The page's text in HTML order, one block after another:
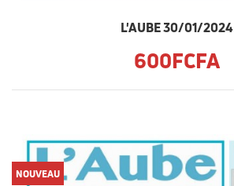
L'AUBE 30/01/2024
600FCFA
NOUVEAU